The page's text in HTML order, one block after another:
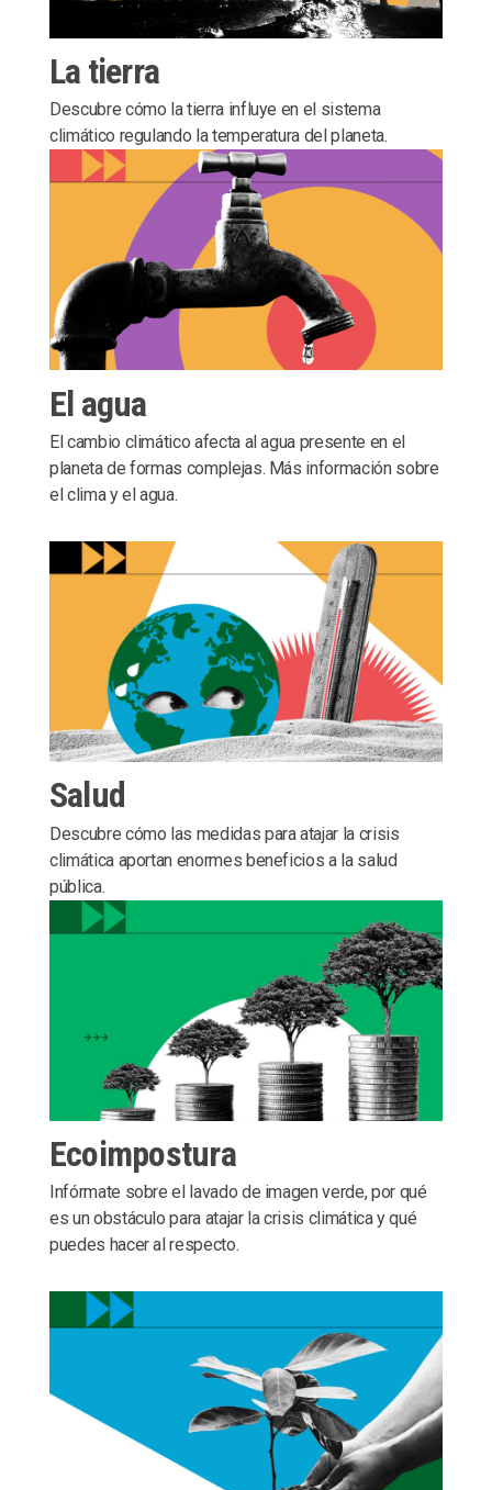
La tierra
Descubre cómo la tierra influye en el sistema
climático regulando la temperatura del planeta.
El agua
El cambio climático afecta al agua presente en el
planeta de formas complejas. Más información sobre
el clima y el agua.
Salud
Descubre cómo las medidas para atajar la crisis
climática aportan enormes beneficios a la salud
pública.
Ecoimpostura
Infórmate sobre el lavado de imagen verde, por qué
es un obstáculo para atajar la crisis climática y qué
puedes hacer al respecto.